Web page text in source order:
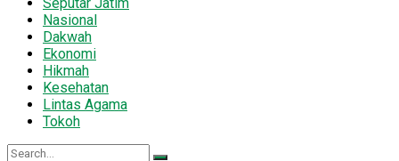
Nasional
Dakwah
Ekonomi
Hikmah
Kesehatan
Lintas Agama
Tokoh